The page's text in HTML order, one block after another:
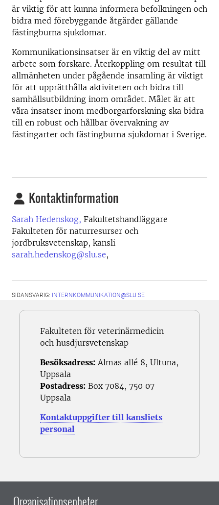
är viktig för att kunna informera befolkningen och
bidra med förebyggande åtgärder gällande
fästingburna sjukdomar.
Kommunikationsinsatser är en viktig del av mitt
arbete som forskare. Återkoppling om resultat till
allmänheten under pågående insamling är viktigt
för att upprätthålla aktiviteten och bidra till
samhällsutbildning inom området. Målet är att
våra insatser inom medborgarforskning ska bidra
till en robust och hållbar övervakning av
fästingarter och fästingburna sjukdomar i Sverige.
Kontaktinformation
Sarah Hedenskog, Fakultetshandläggare
Fakulteten för naturresurser och
jordbruksvetenskap, kansli
sarah.hedenskog@slu.se,
SIDANSVARIG: INTERNKOMMUNIKATION@SLU.SE
Fakulteten för veterinärmedicin
och husdjursvetenskap
Besöksadress: Almas allé 8, Ultuna,
Uppsala
Postadress: Box 7084, 750 07
Uppsala
Kontaktuppgifter till kansliets
personal
Organisationsenheter